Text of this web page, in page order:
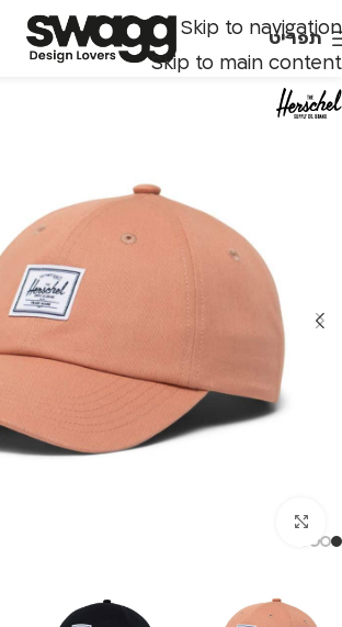
Skip to navigation
Skip to main content
תפריט